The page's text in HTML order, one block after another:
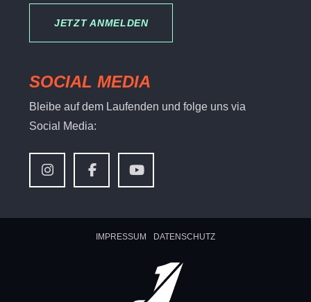
JETZT ANMELDEN
SOCIAL MEDIA
Bleibe auf dem Laufenden und folge uns via
Social Media:
IMPRESSUM DATENSCHUTZ